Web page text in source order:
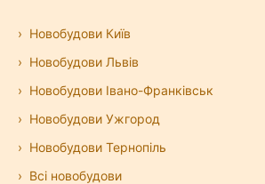
Новобудови Київ
Новобудови Львів
Новобудови Івано-Франківськ
Новобудови Ужгород
Новобудови Тернопіль
Всі новобудови